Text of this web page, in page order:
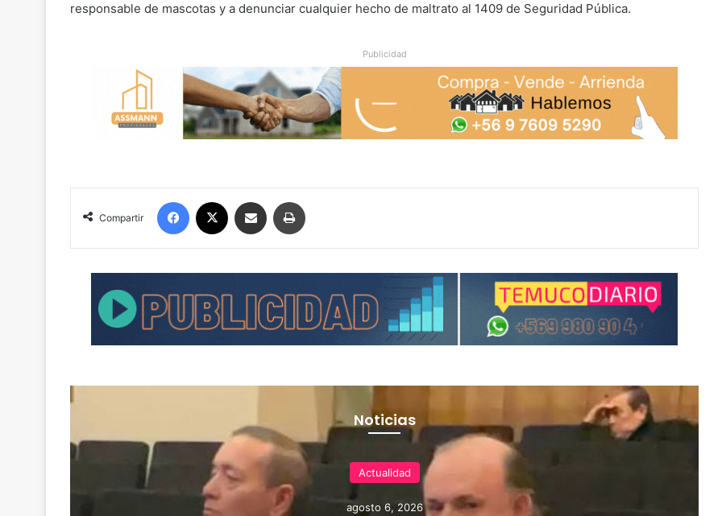
responsable de mascotas y a denunciar cualquier hecho de maltrato al 1409 de Seguridad Pública.
Publicidad
Compartir
Noticias
Actualidad
agosto 6, 2026